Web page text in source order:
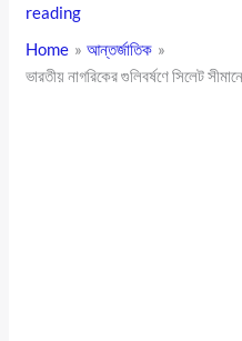
reading
Home
আন্তর্জাতিক
ভারতীয় নাগরিকের গুলিবর্ষণে সিলেট